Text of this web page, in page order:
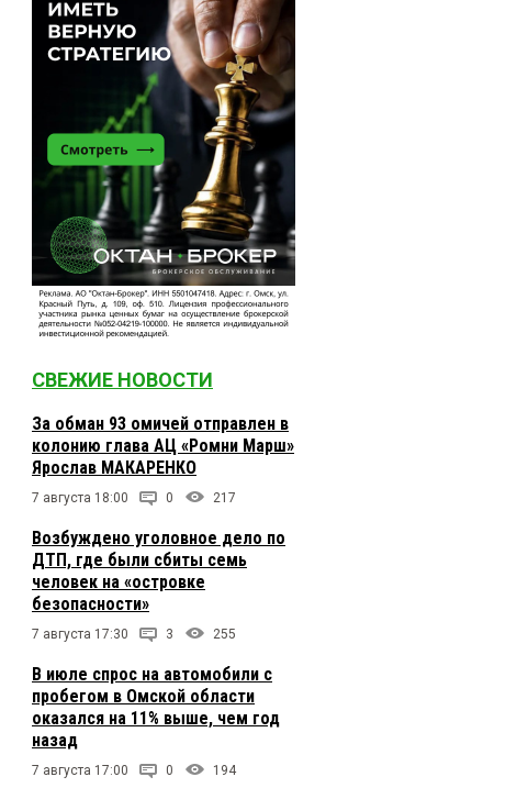
СВЕЖИЕ НОВОСТИ
За обман 93 омичей отправлен в
колонию глава АЦ «Ромни Марш»
Ярослав МАКАРЕНКО
7 августа 18:00 0 217
Возбуждено уголовное дело по
ДТП, где были сбиты семь
человек на «островке
безопасности»
7 августа 17:30 3 255
В июле спрос на автомобили с
пробегом в Омской области
оказался на 11% выше, чем год
назад
7 августа 17:00 0 194